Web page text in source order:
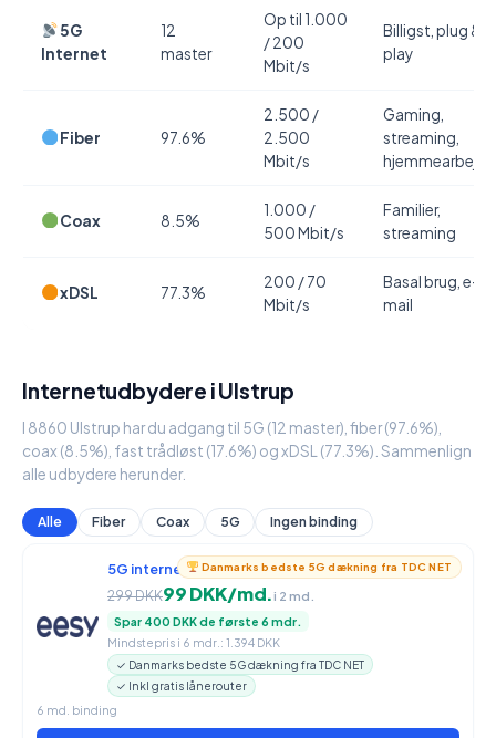
5G
Internet
12
master
Op til 1.000
/ 200
Mbit/s
Billigst, plug &
play
Fiber 97.6%
2.500 /
2.500
Mbit/s
Gaming,
streaming,
hjemmearbejde
Coax 8.5%
1.000 /
500 Mbit/s
Familier,
streaming
xDSL 77.3%
200 / 70
Mbit/s
Basal brug, e-
mail
Internetudbydere i Ulstrup
I 8860 Ulstrup har du adgang til 5G (12 master), fiber (97.6%),
coax (8.5%), fast trådløst (17.6%) og xDSL (77.3%). Sammenlign
alle udbydere herunder.
Alle Fiber Coax 5G Ingen binding
Danmarks bedste 5G dækning fra TDC NET
5G internet950 / 90 Mbit/s
299 DKK99 DKK/md.i 2 md.
Spar 400 DKK de første 6 mdr.
Mindstepris i 6 mdr.: 1.394 DKK
✓ Danmarks bedste 5G dækning fra TDC NET
✓ Inkl gratis lånerouter
6 md. binding